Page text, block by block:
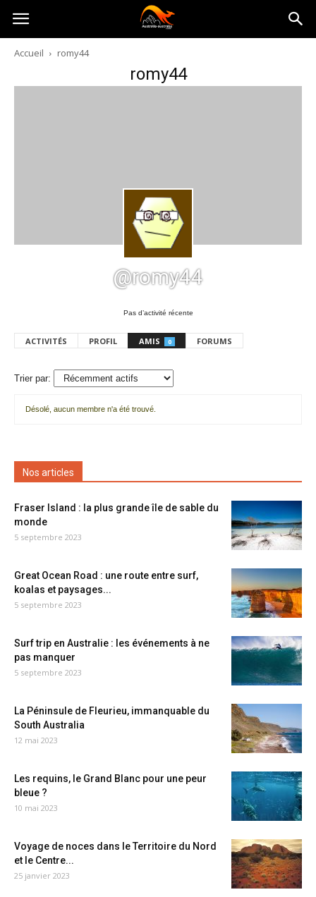
Australia-
australie.com
Accueil romy44
romy44
@romy44
Pas d’activité récente
ACTIVITÉS PROFIL AMIS 0 FORUMS
Trier par:
amis
Désolé, aucun membre n'a été trouvé.
Nos articles
Fraser Island : la plus grande île de sable du
monde
5 septembre 2023
Great Ocean Road : une route entre surf,
koalas et paysages...
5 septembre 2023
Surf trip en Australie : les événements à ne
pas manquer
5 septembre 2023
La Péninsule de Fleurieu, immanquable du
South Australia
12 mai 2023
Les requins, le Grand Blanc pour une peur
bleue ?
10 mai 2023
Voyage de noces dans le Territoire du Nord
et le Centre...
25 janvier 2023